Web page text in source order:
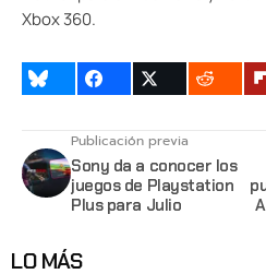
Xbox 360.
Publicación previa
Sony da a conocer los
juegos de Playstation
Plus para Julio
LO MÁS